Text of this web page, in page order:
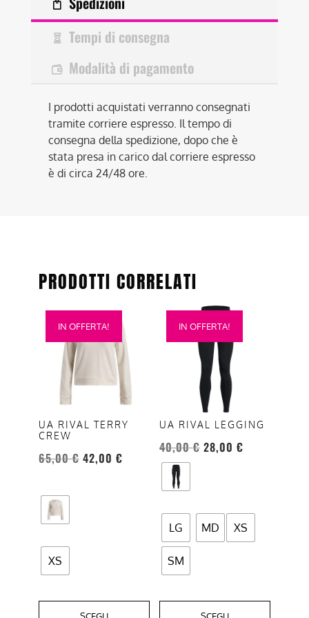
Tempi di consegna
Modalità di pagamento
I prodotti acquistati verranno consegnati
tramite corriere espresso. Il tempo di
consegna della spedizione, dopo che è
stata presa in carico dal corriere espresso
è di circa 24/48 ore.
PRODOTTI CORRELATI
IN OFFERTA!
UA RIVAL TERRY
CREW
65,00€ 42,00 €
XS
Questo
prodotto
varianti.
opzioni
possono
essere
pagina
del
prodotto
IN OFFERTA!
UA RIVAL LEGGING
40,00€ 28,00 €
LG MD XS
SM
Questo
prodotto
opzioni
essere
scelte
nella
del
prodotto